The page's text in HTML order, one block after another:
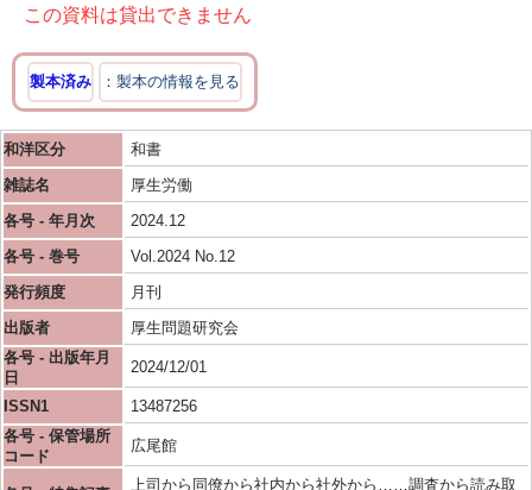
この資料は貸出できません
製本済み 製本の情報を見る
和洋区分
和書
雑誌名
厚生労働
各号 - 年月次
2024.12
各号 - 巻号
Vol.2024 No.12
発行頻度
月刊
出版者
厚生問題研究会
各号 - 出版年月
日
2024/12/01
ISSN1
13487256
各号 - 保管場所
コード
広尾館
上司から同僚から社内から社外から……調査から読み取